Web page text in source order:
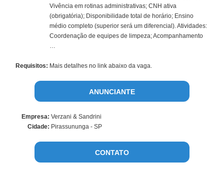
Vivência em rotinas administrativas; CNH ativa
(obrigatória); Disponibilidade total de horário; Ensino
médio completo (superior será um diferencial). Atividades:
Coordenação de equipes de limpeza; Acompanhamento
…
Requisitos: Mais detalhes no link abaixo da vaga.
ANUNCIANTE
Empresa: Verzani & Sandrini
Cidade: Pirassununga - SP
CONTATO